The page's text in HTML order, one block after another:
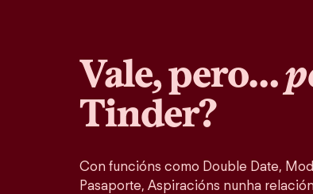
Vale, pero…
Tinder?
Con funcións como Double Date,
Pasaporte, Aspiracións nunha